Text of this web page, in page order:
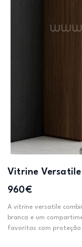
Vitrine Versatile
960€
A vitrine versatile
branca e um
favoritas com